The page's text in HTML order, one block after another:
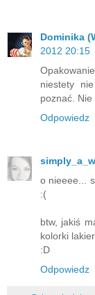
Dominika
2012 20:15
niestety
poznać. Nie
Odpowiedz
o nieeee...
:(
btw, jakiś
kolorki
:D
Odpowiedz